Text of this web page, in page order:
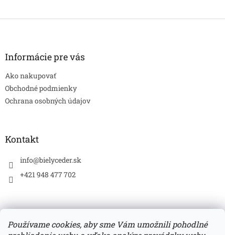
Používame cookies, aby sme Vám umožnili pohodlné
Z
Informácie pre vás
Ako nakupovať
Obchodné podmienky
Ochrana osobných údajov
Kontakt
info@bielyceder.sk
+421 948 477 702